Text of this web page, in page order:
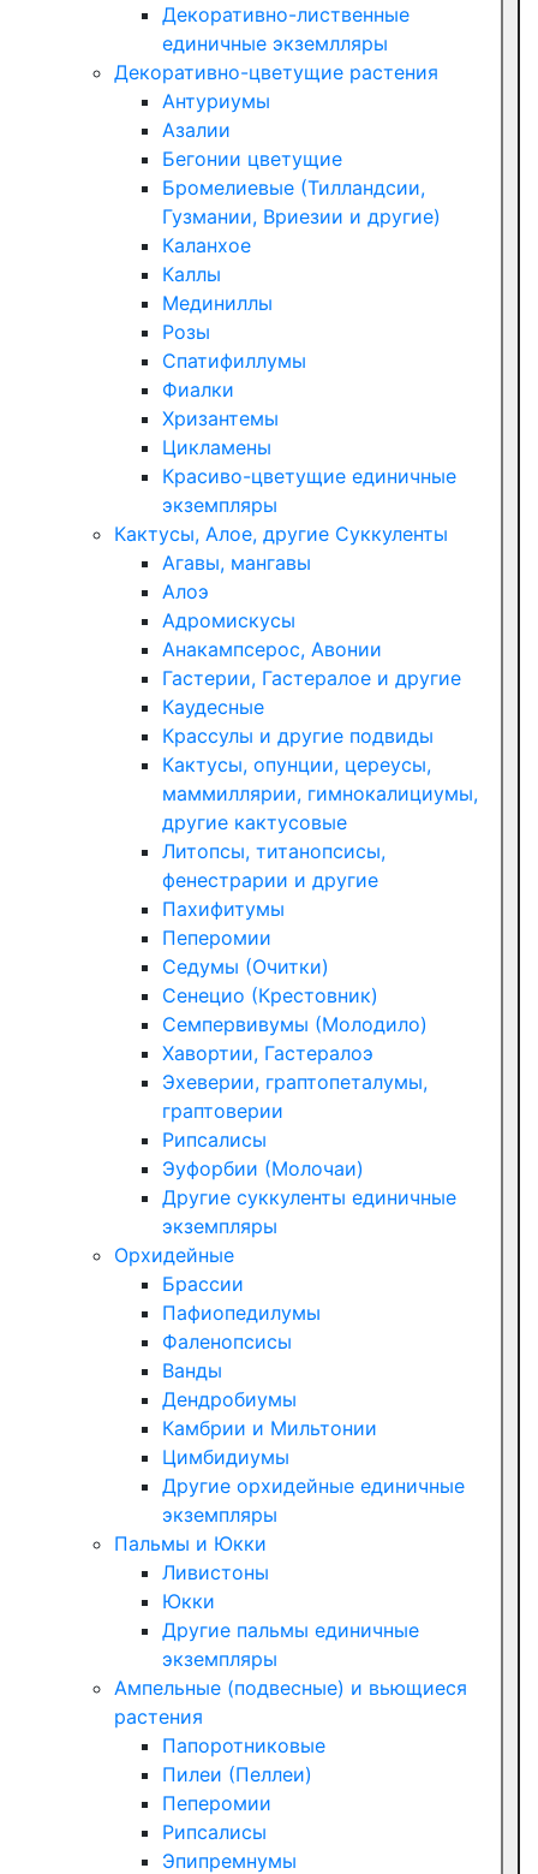
Декоративно-лиственные
единичные экземлляры
Декоративно-цветущие растения
Антуриумы
Азалии
Бегонии цветущие
Бромелиевые (Тилландсии,
Гузмании, Вриезии и другие)
Каланхое
Каллы
Мединиллы
Розы
Спатифиллумы
Фиалки
Хризантемы
Цикламены
Красиво-цветущие единичные
экземпляры
Кактусы, Алое, другие Суккуленты
Агавы, мангавы
Алоэ
Адромискусы
Анакампсерос, Авонии
Гастерии, Гастералое и другие
Каудесные
Крассулы и другие подвиды
Кактусы, опунции, цереусы,
маммиллярии, гимнокалициумы,
другие кактусовые
Литопсы, титанопсисы,
фенестрарии и другие
Пахифитумы
Пеперомии
Седумы (Очитки)
Сенецио (Крестовник)
Семпервивумы (Молодило)
Хавортии, Гастералоэ
Эхеверии, граптопеталумы,
граптоверии
Рипсалисы
Эуфорбии (Молочаи)
Другие суккуленты единичные
экземпляры
Орхидейные
Брассии
Пафиопедилумы
Фаленопсисы
Ванды
Дендробиумы
Камбрии и Мильтонии
Цимбидиумы
Другие орхидейные единичные
экземпляры
Пальмы и Юкки
Ливистоны
Юкки
Другие пальмы единичные
экземпляры
Ампельные (подвесные) и вьющиеся
растения
Папоротниковые
Пилеи (Пеллеи)
Пеперомии
Рипсалисы
Эпипремнумы